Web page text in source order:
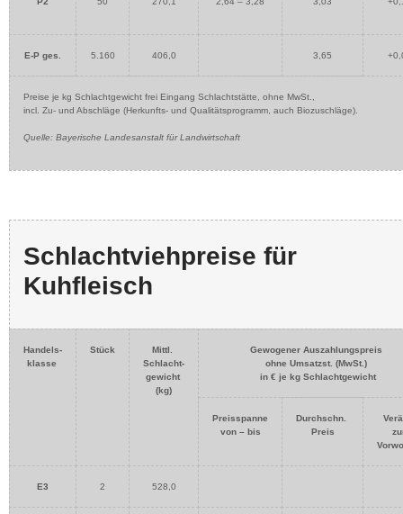
E-P ges. 5.160 406,0 3,65
Preise je kg Schlachtgewicht frei Eingang Schlachtstätte, ohne MwSt.,
incl. Zu- und Abschläge (Herkunfts- und Qualitätsprogramm, auch Biozuschläge).
Quelle: Bayerische Landesanstalt für Landwirtschaft
Schlachtviehpreise für
Kuhfleisch
Handels-
klasse
Stück
Mittl.
Schlacht-
gewicht
(kg)
Gewogener Auszahlungspreis
ohne Umsatzst. (MwSt.)
in € je kg Schlachtgewicht
Preisspanne
von – bis
Durchschn.
Preis
E3 2 528,0